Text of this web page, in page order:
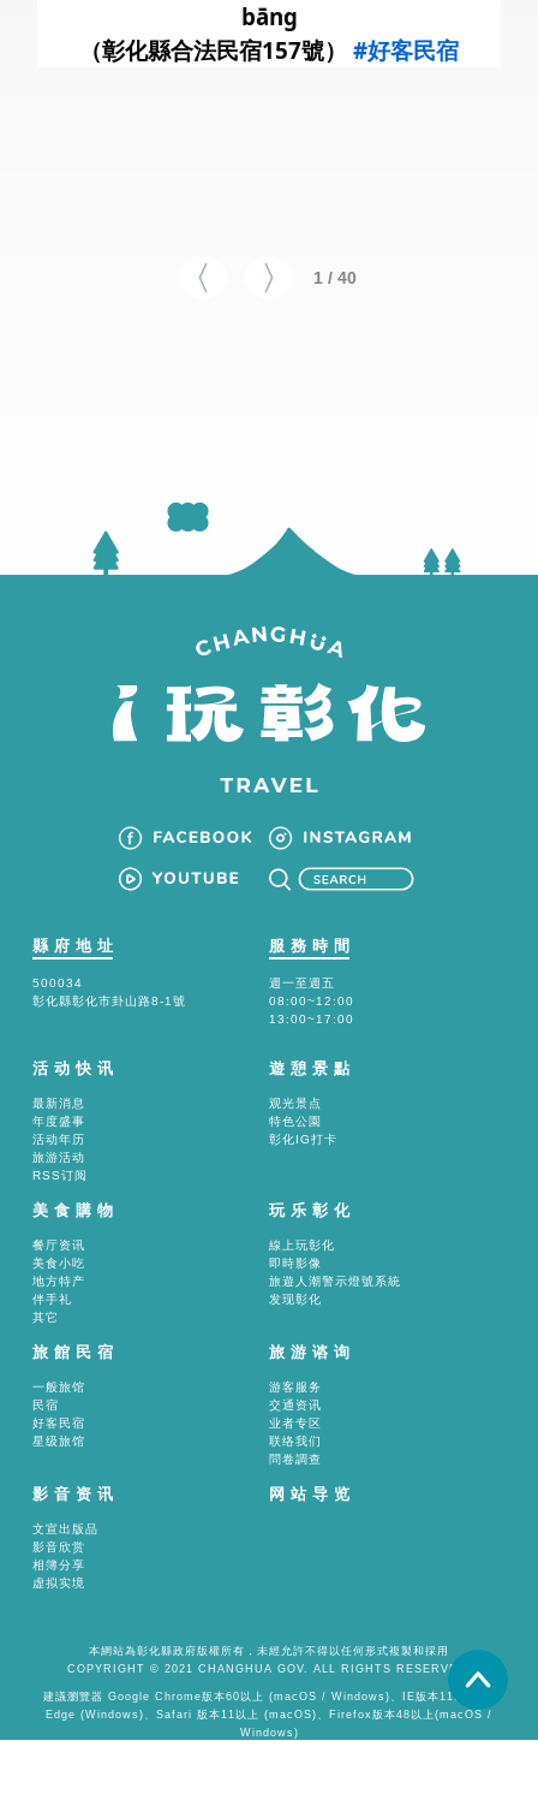
bāng
（彰化縣合法民宿157號） #好客民宿
1 / 40
置頂
縣府地址
500034
彰化縣彰化市卦山路8-1號
服務時間
週一至週五
08:00~12:00
13:00~17:00
活动快讯
最新消息
年度盛事
活动年历
旅游活动
RSS订阅
遊憩景點
观光景点
特色公園
彰化IG打卡
美食購物
餐厅资讯
美食小吃
地方特产
伴手礼
其它
玩乐彰化
線上玩彰化
即時影像
旅遊人潮警示燈號系統
发现彰化
旅館民宿
一般旅馆
民宿
好客民宿
星级旅馆
旅游谘询
游客服务
交通资讯
业者专区
联络我们
問卷調查
影音资讯
文宣出版品
影音欣赏
相簿分享
虚拟实境
网站导览
本網站為彰化縣政府版權所有，未經允許不得以任何形式複製和採用
COPYRIGHT © 2021 CHANGHUA GOV. ALL RIGHTS RESERVED.
建議瀏覽器 Google Chrome版本60以上 (macOS / Windows)、IE版本11以上 或
Edge (Windows)、Safari 版本11以上 (macOS)、Firefox版本48以上(macOS /
Windows)